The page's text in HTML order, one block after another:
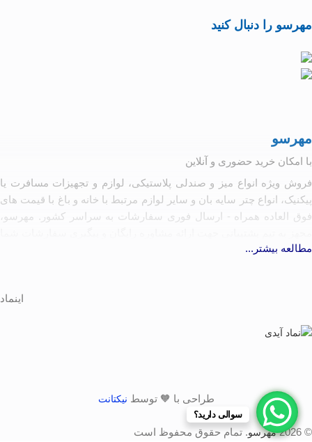
مهرسو را دنبال کنید
مهرسو
با امکان خرید حضوری و آنلاین
فروش ویژه انواع میز و صندلی پلاستیکی، لوازم و تجهیزات مسافرت یا
پیکنیک، انواع چتر سایه بان و سایر لوازم مرتبط با خانه و باغ با قیمت های
فوق العاده همراه - ارسال فوری سفارشات به سراسر کشور. مهرسو،
آماده همکاری با تولیدکنندگان و کارخانه جات مرتبط به شرط رعایت
مطالعه بیشتر...
اینماد
طراحی با 🧡 توسط نیکتانت
© 2026 مهرسو. تمام حقوق محفوظ است
سوالی دارید؟